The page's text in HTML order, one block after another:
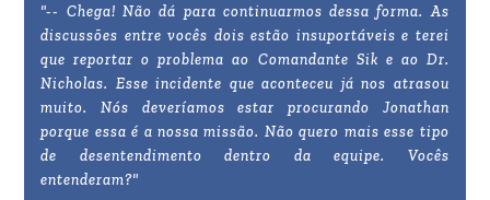
"-- Chega! Não dá para continuarmos dessa forma. As
discussões entre vocês dois estão insuportáveis e terei
que reportar o problema ao Comandante Sik e ao Dr.
Nicholas. Esse incidente que aconteceu já nos atrasou
muito. Nós deveríamos estar procurando Jonathan
porque essa é a nossa missão. Não quero mais esse tipo
de desentendimento dentro da equipe. Vocês
entenderam?"